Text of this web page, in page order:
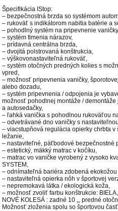
Špecifikácia IStop:
– bezpečnostná brzda so systémom
– rukoväť s indikátorom nabitia batérie a
– pohodlný systém na pripevnenie
– systém tlmenia nárazov,
– prídavná centrálna brzda,
– dvojitá polstrovaná konštrukcia,
– výškovonastaviteľná rukoväť,
– systém otočných predných kolies s
vpred,
– možnosť pripevnenia vaničky,
alebo dozadu,
– systém pripevnenia / odpojenia je
možnosť pohodlnej montáže /
a autosedačky,
– ľahká vanička s pohodlnou rukoväťou
– odvetrávané dno vaničky s
– viacstupňová regulácia opierky chrbta
ležanie,
– nastaviteľné, päťbodové bezpečnostné
– estetický, mäkký matrac v kočíku,
– matrac vo vaničke vyrobený z vysoko
SYSTEM,
– odnímateľná bariéra zdobená
– nastaviteľná opierka nôh v športovej
– nepremokavá látka / ekologická koža,
– možnosť zvoliť farbu konštrukcie:
NOVÉ KOLESÁ : zadné 10 „, predné
Možnosť zloženia spolu so športovou